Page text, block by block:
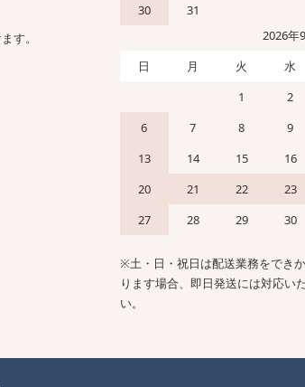
す。
30
31
2026年
日
月 火 水
1
2
6
7 8 9
13
14 15 16
20
21 22 23
27
28 29 30
※土・日・祝日は配送業務をでき
ります場合、即日発送には対応い
い。